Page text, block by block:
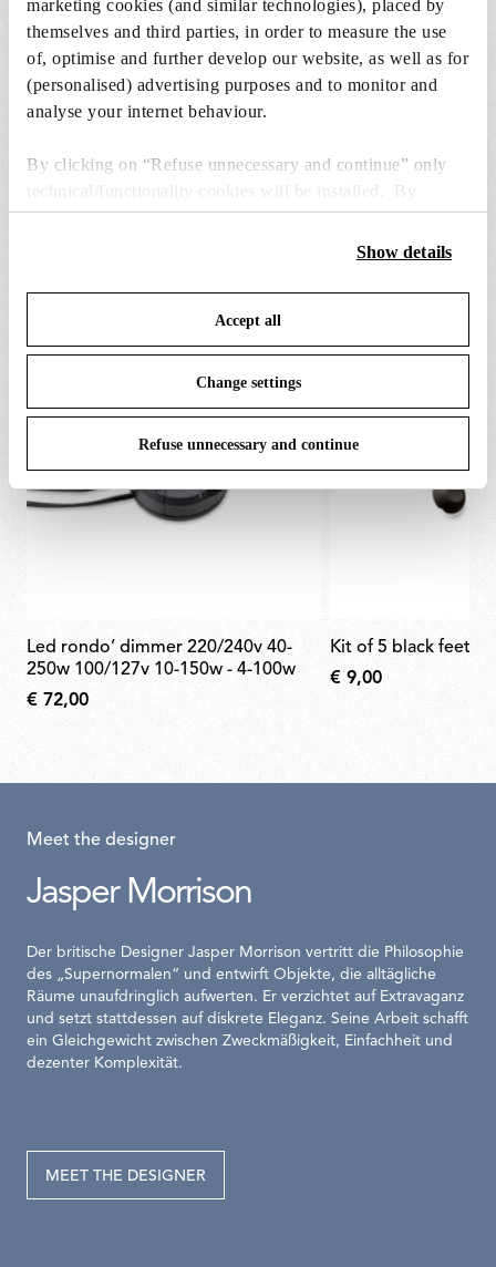
marketing cookies (and similar technologies), placed by
themselves and third parties, in order to measure the use
of, optimise and further develop our website, as well as for
(personalised) advertising purposes and to monitor and
analyse your internet behaviour.
By clicking on “Refuse unnecessary and continue” only
technical/functionality cookies will be installed. By
clicking on “Accept all” you consent to the use of all the
cookies. By clicking on “Change settings” you can accept
save your choices. You can modify your options anytime.
To know more refer to ourCookie Policy
Show details
Accept all
Change settings
Refuse unnecessary and continue
1 x LED Lamp E27 15W 2700K T38 - RF32288
€
57,00
€ 57,00
In den Warenkorb
Alle anzeigen (5)
led rondo’ dimmer 220/240v 40-
250w 100/127v 10-150w - 4-100w
€ 72,00
kit of 5 black feet
€ 9,00
Meet the designer
Jasper Morrison
Der britische Designer Jasper Morrison vertritt die Philosophie
des „Supernormalen“ und entwirft Objekte, die alltägliche
Räume unaufdringlich aufwerten. Er verzichtet auf Extravaganz
und setzt stattdessen auf diskrete Eleganz. Seine Arbeit schafft
ein Gleichgewicht zwischen Zweckmäßigkeit, Einfachheit und
dezenter Komplexität.
MEET THE DESIGNER